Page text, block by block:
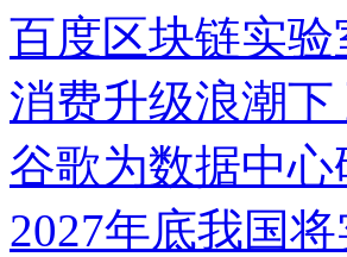
百度区块链实
消费升级浪潮
谷歌为数据中心
2027年底我国